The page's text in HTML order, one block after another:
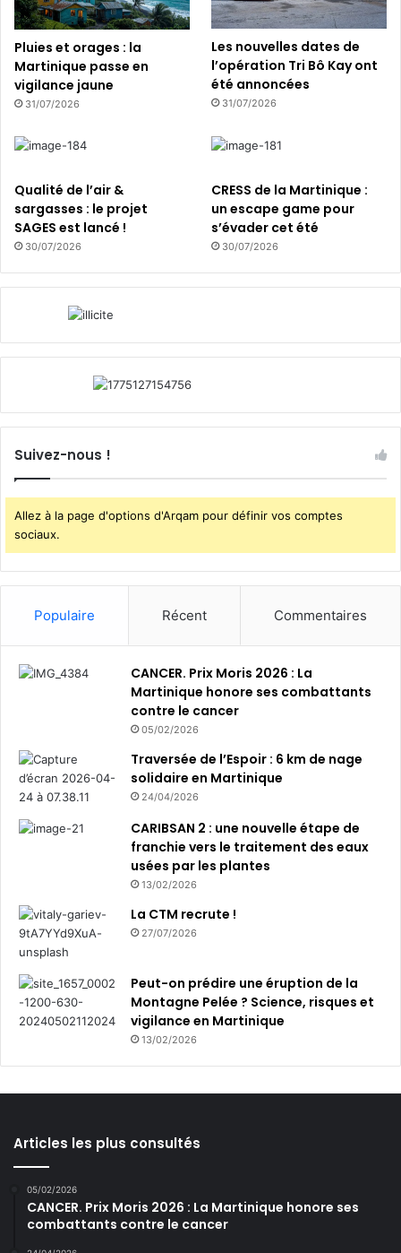
Pluies et orages : la
Martinique passe en
vigilance jaune
31/07/2026
Les nouvelles dates de
l’opération Tri Bô Kay ont
été annoncées
31/07/2026
Qualité de l’air &
sargasses : le projet
SAGES est lancé !
30/07/2026
CRESS de la Martinique :
un escape game pour
s’évader cet été
30/07/2026
Suivez-nous !
Allez à la page d'options d'Arqam pour définir vos comptes
sociaux.
Populaire Récent Commentaires
CANCER. Prix Moris 2026 : La
Martinique honore ses combattants
contre le cancer
05/02/2026
Traversée de l’Espoir : 6 km de nage
solidaire en Martinique
24/04/2026
CARIBSAN 2 : une nouvelle étape de
franchie vers le traitement des eaux
usées par les plantes
13/02/2026
La CTM recrute !
27/07/2026
Peut-on prédire une éruption de la
Montagne Pelée ? Science, risques et
vigilance en Martinique
13/02/2026
Articles les plus consultés
05/02/2026
CANCER. Prix Moris 2026 : La Martinique honore ses
combattants contre le cancer